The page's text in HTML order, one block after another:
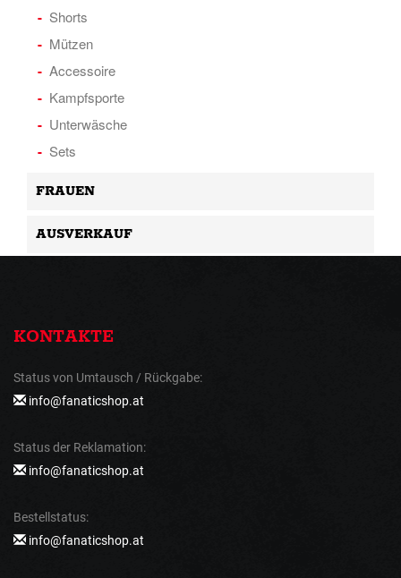
Shorts
Mützen
Accessoire
Kampfsporte
Unterwäsche
Sets
FRAUEN
AUSVERKAUF
KONTAKTE
Status von Umtausch / Rückgabe:
info@fanaticshop.at
Status der Reklamation:
info@fanaticshop.at
Bestellstatus:
info@fanaticshop.at